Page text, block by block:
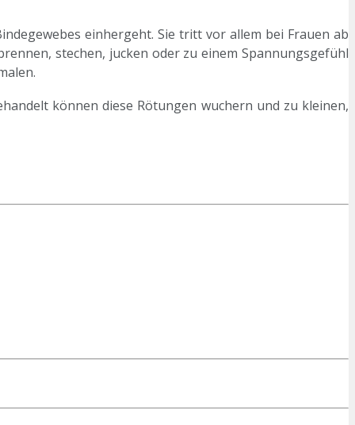
einhergeht. Sie tritt vor allem bei Frauen ab
stechen, jucken oder zu einem Spannungsgefühl
können diese Rötungen wuchern und zu kleinen,